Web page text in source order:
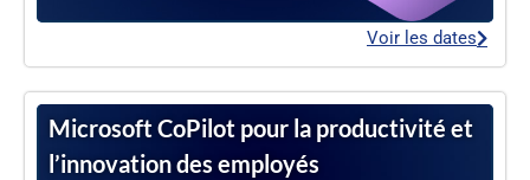
Voir les dates
Microsoft CoPilot pour la productivité et
l’innovation des employés